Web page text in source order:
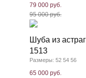
79 000 руб.
95 000 руб.
Шуба из
1513
Размеры: 52 54 56
65 000 руб.